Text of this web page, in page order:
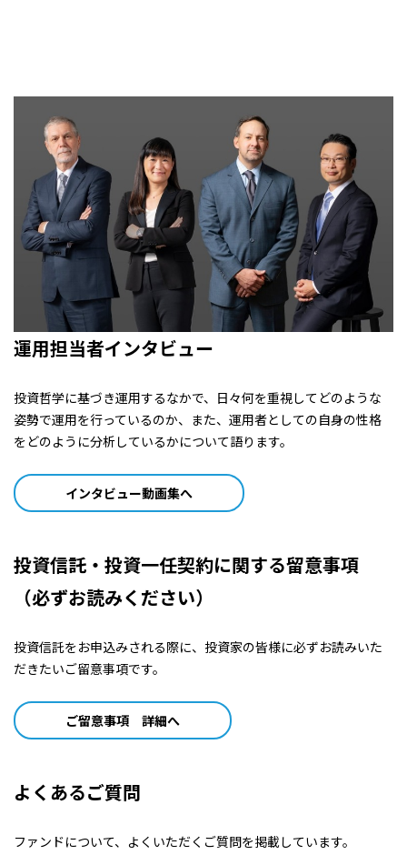
運用担当者インタビュー
投資哲学に基づき運用するなかで、日々何を重視してどのような
姿勢で運用を行っているのか、また、運用者としての自身の性格
をどのように分析しているかについて語ります。
インタビュー動画集へ
投資信託・投資一任契約に関する留意事項
（必ずお読みください）
投資信託をお申込みされる際に、投資家の皆様に必ずお読みいた
だきたいご留意事項です。
ご留意事項 詳細へ
よくあるご質問
ファンドについて、よくいただくご質問を掲載しています。